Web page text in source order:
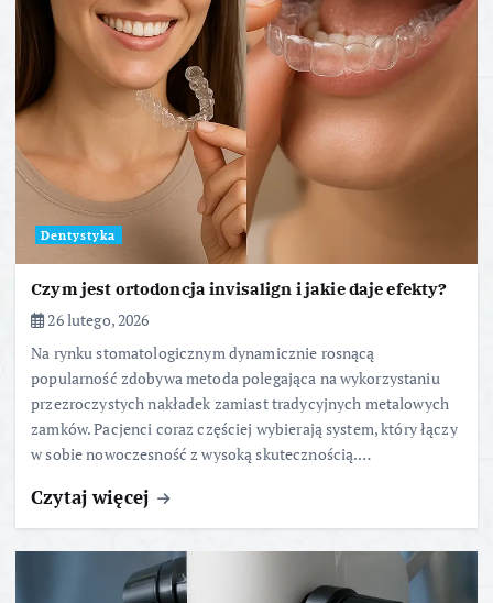
Dentystyka
Czym jest ortodoncja invisalign i jakie daje efekty?
26 lutego, 2026
Na rynku stomatologicznym dynamicznie rosnącą
popularność zdobywa metoda polegająca na wykorzystaniu
przezroczystych nakładek zamiast tradycyjnych metalowych
zamków. Pacjenci coraz częściej wybierają system, który łączy
w sobie nowoczesność z wysoką skutecznością.…
Czytaj więcej